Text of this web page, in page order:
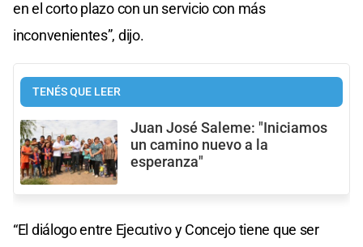
en el corto plazo con un servicio con más
inconvenientes”, dijo.
TENÉS QUE LEER
Juan José Saleme: "Iniciamos
un camino nuevo a la
esperanza"
“El diálogo entre Ejecutivo y Concejo tiene que ser